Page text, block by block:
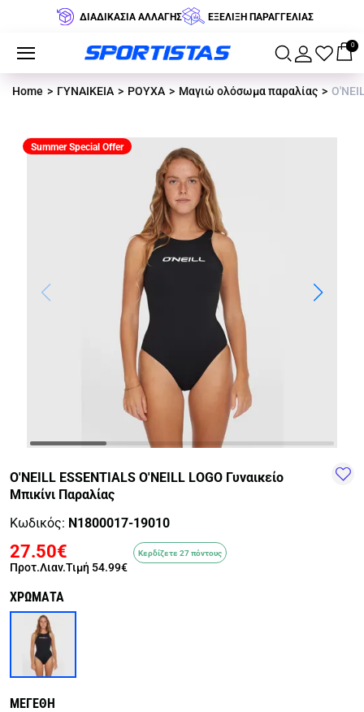
ΔΙΑΔΙΚΑΣΙΑ ΑΛΛΑΓΗΣ ΕΞΕΛΙΞΗ ΠΑΡΑΓΓΕΛΙΑΣ
0
WALKINGTRAINING-WATER
Home ΓΥΝΑΙΚΕΙΑ ΡΟΥΧΑ Μαγιώ ολόσωμα παραλίας
Summer Special Offer
O'NEILL ESSENTIALS O'NEILL LOGO Γυναικείο
Μπικίνι Παραλίας
Κωδικός: N1800017-19010
27.50€
Προτ.Λιαν.Τιμή 54.99€
Κερδίζετε 27 πόντους
ΧΡΩΜΑΤΑ
ΜΕΓΕΘΗ